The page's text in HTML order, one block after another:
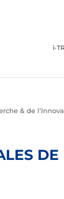
i-
& de